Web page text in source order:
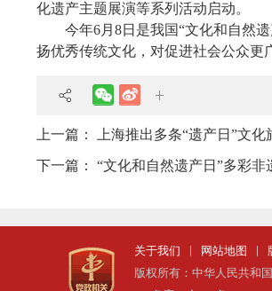
化遗产主题展演等系列活动启动。
今年6月8日是我国“文化和自然遗
扬优秀传统文化，对促进社会公众更
上一篇： 上海推出多条“遗产日”文化
下一篇： “文化和自然遗产日”多彩非